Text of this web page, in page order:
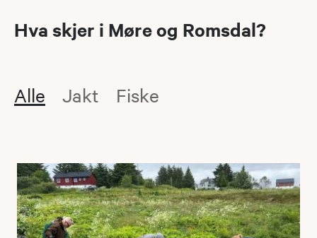
Hva skjer i Møre og Romsdal?
Alle Jakt Fiske